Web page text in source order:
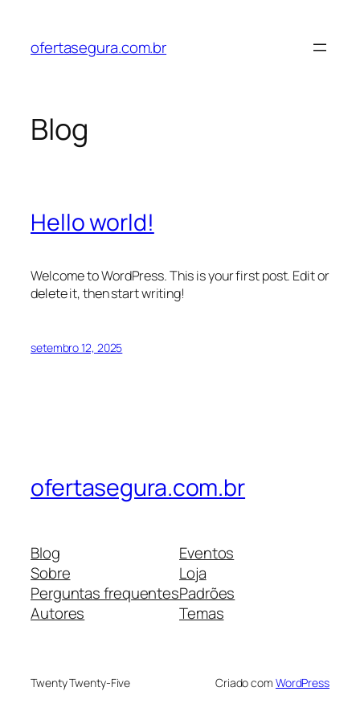
ofertasegura.com.br
Blog
Hello world!
Welcome to WordPress. This is your first post. Edit or
delete it, then start writing!
setembro 12, 2025
ofertasegura.com.br
Blog
Sobre
Perguntas frequentes
Autores
Eventos
Loja
Padrões
Temas
Twenty Twenty-Five Criado com WordPress